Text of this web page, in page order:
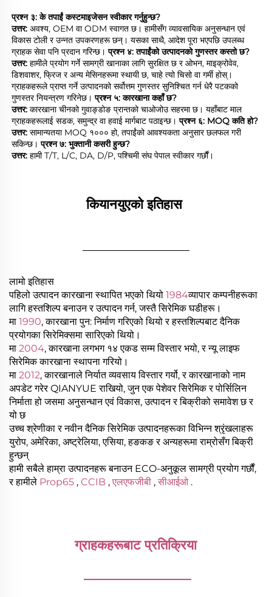
प्रश्न ३: के तपाईं कस्टमाइजेसन स्वीकार गर्नुहुन्छ?
उत्तर: अवश्य, OEM वा ODM स्वागत छ। हामीसँग व्यावसायिक अनुसन्धान एवं
विकास टोली र उन्नत उपकरणहरू छन्। यसका साथै, आदेश पूरा भएपछि उपलब्ध
ग्राहक सेवा पनि प्रदान गरिन्छ। प्रश्न ४: तपाईंको उत्पादनको गुणस्तर कस्तो छ?
उत्तर: हामीले प्रयोग गर्ने सामग्री खानाका लागि सुरक्षित छ र ओभन, माइक्रोवेव,
डिशवाशर, फ्रिज र अन्य मेसिनहरूमा स्थायी छ, चाहे त्यो चिसो वा गर्मी होस्।
ग्राहकहरूले प्राप्त गर्ने उत्पादनको सर्वोत्तम गुणस्तर सुनिश्चित गर्न धेरै पटकको
गुणस्तर नियन्त्रण गरिनेछ। प्रश्न ५: कारखाना कहाँ छ?
उत्तर: कारखाना चीनको गुवाङ्डोङ प्रान्तको चाओजोउ सहरमा छ। यहाँबाट माल
ग्राहकहरूलाई सडक, समुन्द्र वा हवाई मार्गबाट पठाइन्छ। प्रश्न ६: MOQ कति हो?
उत्तर: सामान्यतया MOQ १००० हो, तपाईंको आवश्यकता अनुसार छलफल गरी
सकिन्छ। प्रश्न ७: भुक्तानी कसरी हुन्छ?
उत्तर: हामी T/T, L/C, DA, D/P, पश्चिमी संघ पेपाल स्वीकार गर्छौं।
कियानयुएको इतिहास
लामो इतिहास
पहिलो उत्पादन कारखाना स्थापित भएको थियो 1984व्यापार कम्पनीहरूका
लागि हस्तशिल्प बनाउन र उत्पादन गर्न, जस्तै सिरेमिक घडीहरू।
मा 1990, कारखाना पुन: निर्माण गरिएको थियो र हस्तशिल्पबाट दैनिक
प्रयोगका सिरेमिक्समा सारिएको थियो।
मा 2004, कारखाना लगभग १४ एकड सम्म विस्तार भयो, र न्यू लाइफ
सिरेमिक कारखाना स्थापना गरियो।
मा 2012, कारखानाले निर्यात व्यवसाय विस्तार गर्यो, र कारखानाको नाम
अपडेट गरेर QIANYUE राखियो, जुन एक पेशेवर सिरेमिक र पोर्सिलिन
निर्माता हो जसमा अनुसन्धान एवं विकास, उत्पादन र बिक्रीको समावेश छ र
यो छ
उच्च श्रेणीका र नवीन दैनिक सिरेमिक उत्पादनहरूका विभिन्न श्रृंखलाहरू
युरोप, अमेरिका, अष्ट्रेलिया, एसिया, हङकङ र अन्यहरूमा राम्रोसँग बिक्री
हुन्छन्
हामी सबैले हाम्रा उत्पादनहरू बनाउन ECO-अनुकूल सामग्री प्रयोग गर्छौं,
र हामीले Prop65 , CCIB , एलएफजीबी , सीआईओ .
ग्राहकहरूबाट प्रतिक्रिया
________________